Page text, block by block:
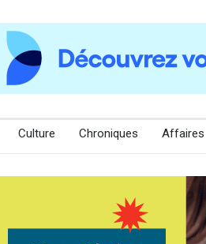
Culture Chroniques Affaires